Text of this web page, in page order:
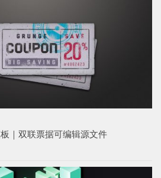
｜双联票据可编辑源文件